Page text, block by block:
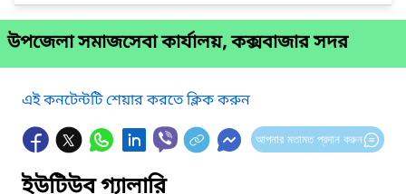
উপজেলা সমাজসেবা কার্যালয়, কক্সবাজার সদর
এই কনটেন্টটি শেয়ার করতে ক্লিক করুন
আপনার মতামত প্রদান করুন
ইউটিউব গ্যালারি